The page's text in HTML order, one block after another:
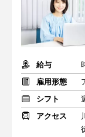
給与
雇用形態
シフト
アクセス